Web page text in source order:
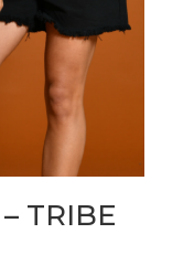
TRIBE